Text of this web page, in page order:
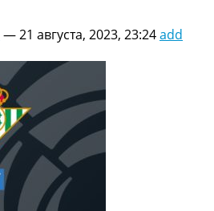
—21 августа, 2023, 23:24add